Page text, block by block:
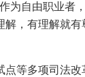
为自由职业者
，有理解就
等多项司法改